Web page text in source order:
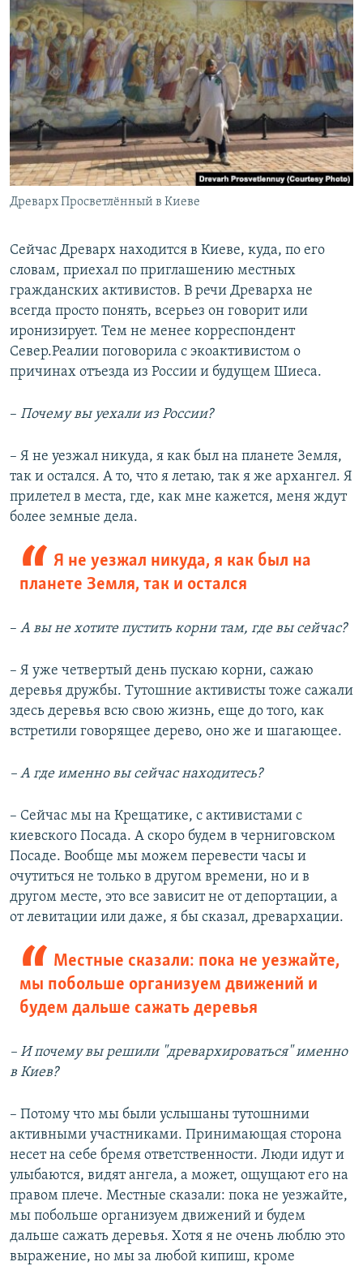
Древарх Просветлённый в Киеве
Сейчас Древарх находится в Киеве, куда, по его
словам, приехал по приглашению местных
гражданских активистов. В речи Древарха не
всегда просто понять, всерьез он говорит или
иронизирует. Тем не менее корреспондент
Север.Реалии поговорила с экоактивистом о
причинах отъезда из России и будущем Шиеса.
– Почему вы уехали из России?
–​ Я не уезжал никуда, я как был на планете Земля,
так и остался. А то, что я летаю, так я же архангел. Я
прилетел в места, где, как мне кажется, меня ждут
более земные дела.
Я не уезжал никуда, я как был на
планете Земля, так и остался
– А вы не хотите пустить корни там, где вы сейчас?
–​ Я уже четвертый день пускаю корни, сажаю
деревья дружбы. Тутошние активисты тоже сажали
здесь деревья всю свою жизнь, еще до того, как
встретили говорящее дерево, оно же и шагающее.
–​ А где именно вы сейчас находитесь?
–​ Сейчас мы на Крещатике, с активистами с
киевского Посада. А скоро будем в черниговском
Посаде. Вообще мы можем перевести часы и
очутиться не только в другом времени, но и в
другом месте, это все зависит не от депортации, а
от левитации или даже, я бы сказал, древархации.
Местные сказали: пока не уезжайте,
мы побольше организуем движений и
будем дальше сажать деревья
–​ И почему вы решили "древархироваться" именно
в Киев?
–​ Потому что мы были услышаны тутошними
активными участниками. Принимающая сторона
несет на себе бремя ответственности. Люди идут и
улыбаются, видят ангела, а может, ощущают его на
правом плече. Местные сказали: пока не уезжайте,
мы побольше организуем движений и будем
дальше сажать деревья. Хотя я не очень люблю это
выражение, но мы за любой кипиш, кроме